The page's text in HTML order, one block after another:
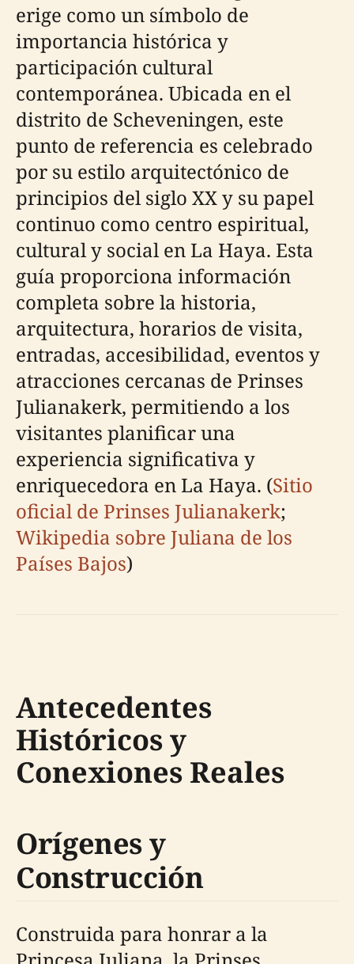
erige como un símbolo de
importancia histórica y
participación cultural
contemporánea. Ubicada en el
distrito de Scheveningen, este
punto de referencia es celebrado
por su estilo arquitectónico de
principios del siglo XX y su papel
continuo como centro espiritual,
cultural y social en La Haya. Esta
guía proporciona información
completa sobre la historia,
arquitectura, horarios de visita,
entradas, accesibilidad, eventos y
atracciones cercanas de Prinses
Julianakerk, permitiendo a los
visitantes planificar una
experiencia significativa y
enriquecedora en La Haya. (Sitio
oficial de Prinses Julianakerk;
Wikipedia sobre Juliana de los
Países Bajos)
Antecedentes
Históricos y
Conexiones Reales
Orígenes y
Construcción
Construida para honrar a la